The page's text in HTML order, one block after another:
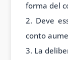
forma del
Deve
conto
La